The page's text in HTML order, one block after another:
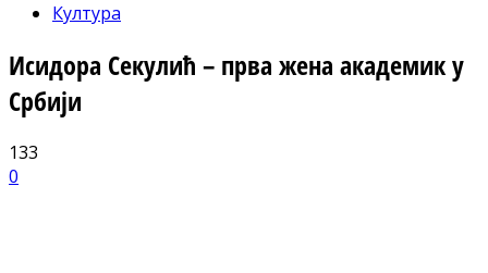
Култура
Исидора Секулић – прва жена академик у
Србији
133
0